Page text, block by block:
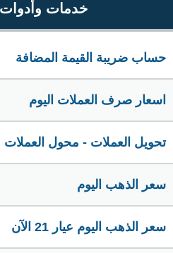
خدمات
حساب ضريبة القيمة المضافة
اسعار صرف العملات اليوم
تحويل العملات - محول العملات
سعر الذهب اليوم
سعر الذهب اليوم عيار 21 الآن